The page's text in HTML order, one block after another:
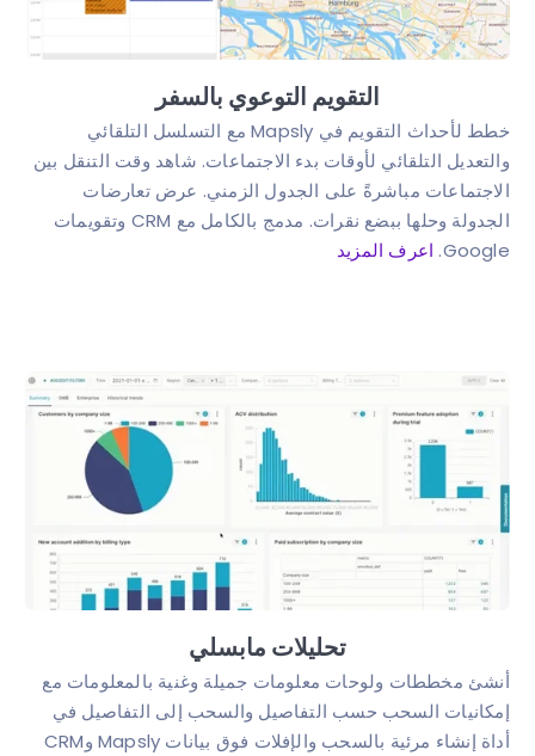
التقويم التوعوي بالسفر
خطط لأحداث التقويم في Mapsly مع التسلسل التلقائي
والتعديل التلقائي لأوقات بدء الاجتماعات. شاهد وقت التنقل بين
الاجتماعات مباشرةً على الجدول الزمني. عرض تعارضات
الجدولة وحلها ببضع نقرات. مدمج بالكامل مع CRM وتقويمات
Google. اعرف المزيد
تحليلات مابسلي
أنشئ مخططات ولوحات معلومات جميلة وغنية بالمعلومات مع
إمكانيات السحب حسب التفاصيل والسحب إلى التفاصيل في
أداة إنشاء مرئية بالسحب والإفلات فوق بيانات Mapsly وCRM